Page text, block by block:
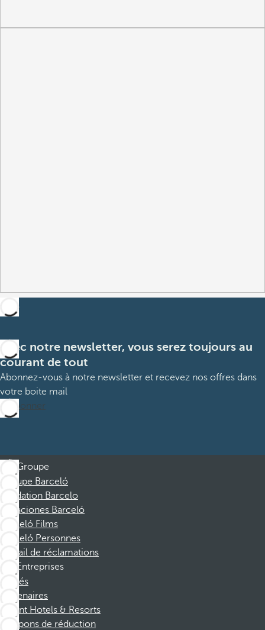
Avec notre newsletter, vous serez toujours au
courant de tout
Abonnez-vous à notre newsletter et recevez nos offres dans
votre boite mail
M’abonner
Groupe
Groupe Barceló
Fondation Barcelo
Vacaciones Barceló
Barceló Films
Barceló Personnes
Portail de réclamations
Entreprises
Affiliés
Partenaires
Dorint Hotels & Resorts
Coupons de réduction